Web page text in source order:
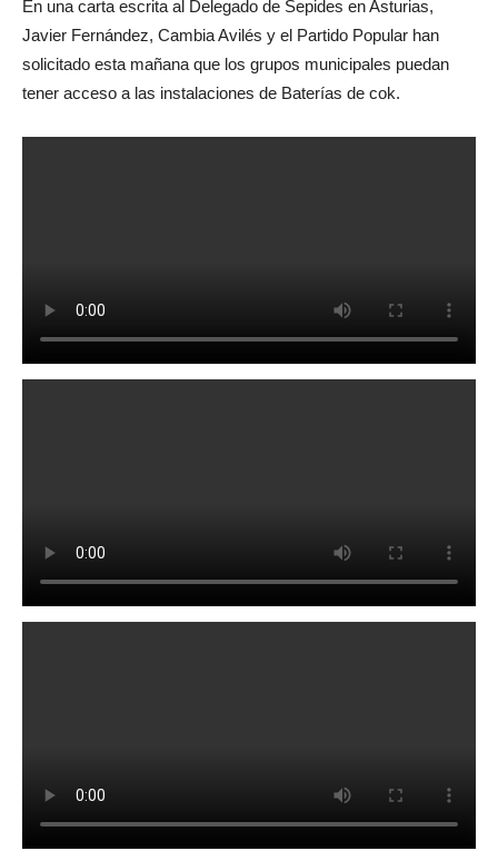
En una carta escrita al Delegado de Sepides en Asturias,
Javier Fernández, Cambia Avilés y el Partido Popular han
solicitado esta mañana que los grupos municipales puedan
tener acceso a las instalaciones de Baterías de cok.